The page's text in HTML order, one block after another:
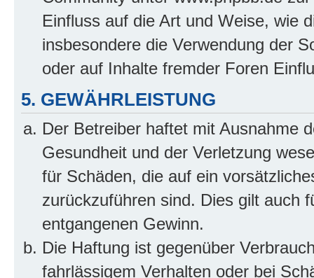
Einfluss auf die Art und Weise, wie
insbesondere die Verwendung der
oder auf Inhalte fremder Foren
5. GEWÄHRLEISTUNG
Der Betreiber haftet mit Ausnahme
Gesundheit und der Verletzung
für Schäden, die auf ein
zurückzuführen sind. Dies gilt auch
entgangenen Gewinn.
Die Haftung ist gegenüber
fahrlässigem Verhalten oder bei